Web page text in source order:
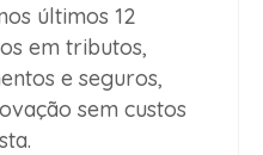
últimos 12
em tributos,
e seguros,
sem custos